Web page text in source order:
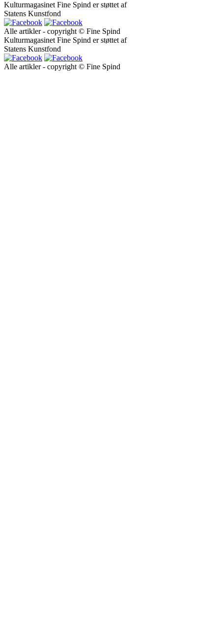
Kulturmagasinet Fine Spind er støttet af
Statens Kunstfond
Alle artikler - copyright © Fine Spind
Kulturmagasinet Fine Spind er støttet af
Statens Kunstfond
Alle artikler - copyright © Fine Spind